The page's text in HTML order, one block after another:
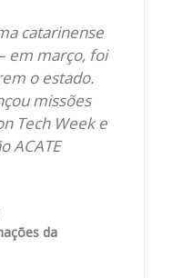
catarinense
em março, foi
o estado.
missões
Tech Week e
ACATE
da